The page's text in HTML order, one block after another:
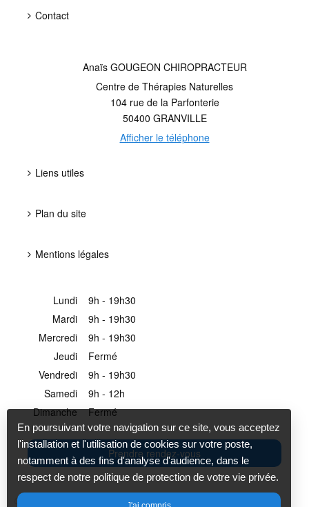
Contact
Anaïs GOUGEON CHIROPRACTEUR
Centre de Thérapies Naturelles
104 rue de la Parfonterie
50400 GRANVILLE
Afficher le téléphone
Liens utiles
Plan du site
Mentions légales
Lundi
9h - 19h30
Mardi
9h - 19h30
Mercredi
9h - 19h30
Jeudi
Fermé
Vendredi
9h - 19h30
Samedi
9h - 12h
Dimanche
Fermé
Prendre rendez-vous
Création et référencement du site par
En poursuivant votre navigation sur ce site, vous acceptez
l'installation et l'utilisation de cookies sur votre poste,
notamment à des fins d'analyse d'audience, dans le
respect de notre politique de protection de votre vie privée.